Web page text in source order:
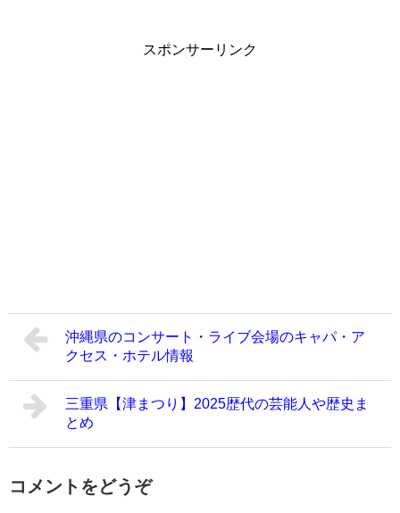
スポンサーリンク
沖縄県のコンサート・ライブ会場のキャパ・ア
クセス・ホテル情報
三重県【津まつり】2025歴代の芸能人や歴史ま
とめ
コメントをどうぞ